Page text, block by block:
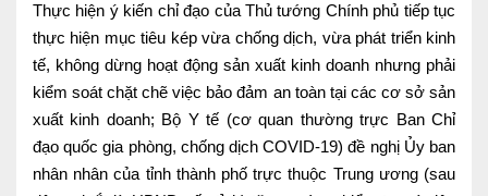
Nội
Ngoại
Nhi
Thực hiện ý kiến chỉ đạo của Thủ tướng Chính phủ tiếp tục
thực hiện mục tiêu kép vừa chống dịch, vừa phát triển kinh
tế, không dừng hoạt động sản xuất kinh doanh nhưng phải
kiểm soát chặt chẽ việc bảo đảm an toàn tại các cơ sở sản
xuất kinh doanh; Bộ Y tế (cơ quan thường trực Ban Chỉ
đạo quốc gia phòng, chống dịch COVID-19) đề nghị Ủy ban
nhân nhân của tỉnh thành phố trực thuộc Trung ương (sau